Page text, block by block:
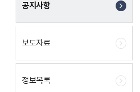
공지사항
보도자료
정보목록